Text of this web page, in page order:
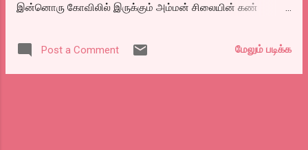
இன்னொரு கோவிலில் இருக்கும் அம்மன் சிலையின் கண்
விஷயமும் வரவில்லை.. ஓரு வேளை அது வெறும் புரளியா?
அல்லது நடந்தது என்ன? வீணாக ஓரு விஷயம் புரளியாக கிளம்பும்
Post a Comment மேலும் படிக்க